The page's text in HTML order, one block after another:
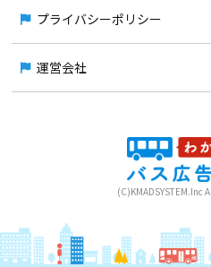
プライバシーポリシー
運営会社
(C)KMADSYSTEM.Inc